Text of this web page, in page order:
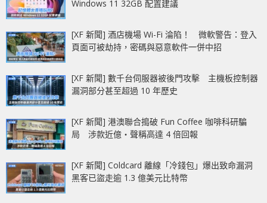
Windows 11 32GB 配置建議
[XF 新聞] 酒店機場 Wi-Fi 淪陷！ 微軟警告：登入
頁面可被劫持，密碼與惡意軟件一併中招
[XF 新聞] 數千台伺服器被後門攻擊 主機板控制器
漏洞部分甚至超過 10 年歷史
[XF 新聞] 港澳聯合搗破 Fun Coffee 咖啡科研騙
局 涉款近億‧聲稱高達 4 倍回報
[XF 新聞] Coldcard 離線「冷錢包」爆出致命漏洞
黑客已盜走逾 1.3 億美元比特幣